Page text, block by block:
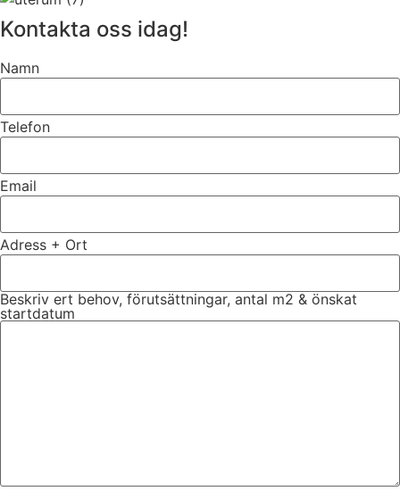
Kontakta oss idag!
Namn
Telefon
Email
Adress + Ort
Beskriv ert behov, förutsättningar, antal m2 & önskat
startdatum